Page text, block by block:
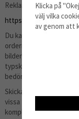
Reklamation görs
https://barafilter.se/
Du kan även kontakta
ordernummer och
bilder på varan,
typskylt/
bedöma ärendet.
Skicka inte tillbaka
vissa fall kan vi bedöma
kompletterande
Klicka på
välj vilka
av genom att